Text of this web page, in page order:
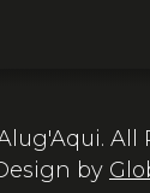
All
by